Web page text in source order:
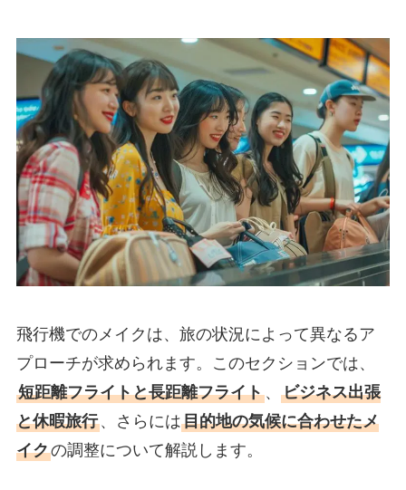
飛行機でのメイクは、旅の状況によって異なるア
プローチが求められます。このセクションでは、
短距離フライトと長距離フライト、 ビジネス出張
と休暇旅行、さらには目的地の気候に合わせたメ
イクの調整について解説します。